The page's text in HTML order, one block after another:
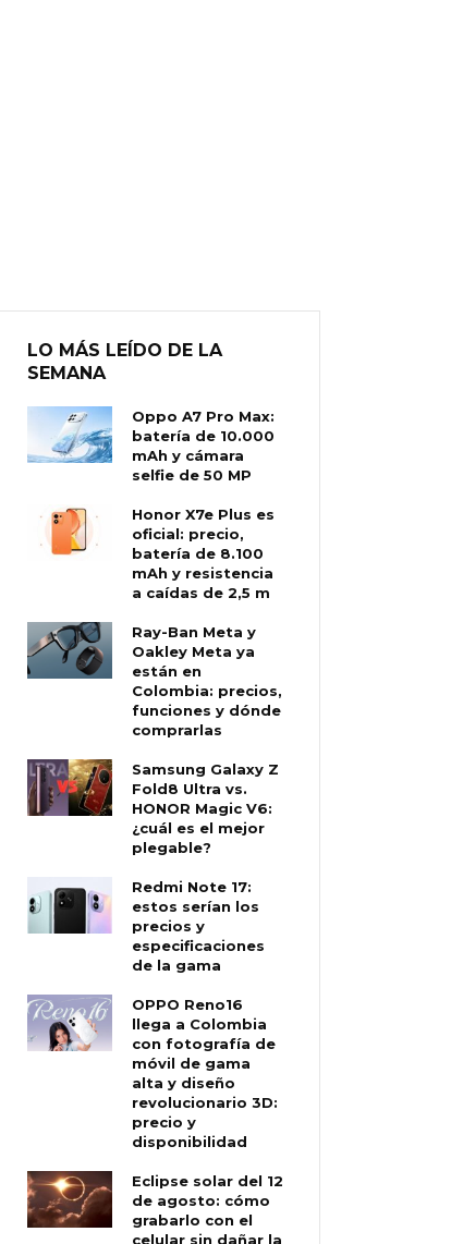
LO MÁS LEÍDO DE LA
SEMANA
Oppo A7 Pro Max:
batería de 10.000
mAh y cámara
selfie de 50 MP
Honor X7e Plus es
oficial: precio,
batería de 8.100
mAh y resistencia
a caídas de 2,5 m
Ray-Ban Meta y
Oakley Meta ya
están en
Colombia: precios,
funciones y dónde
comprarlas
Samsung Galaxy Z
Fold8 Ultra vs.
HONOR Magic V6:
¿cuál es el mejor
plegable?
Redmi Note 17:
estos serían los
precios y
especificaciones
de la gama
OPPO Reno16
llega a Colombia
con fotografía de
móvil de gama
alta y diseño
revolucionario 3D:
precio y
disponibilidad
Eclipse solar del 12
de agosto: cómo
grabarlo con el
celular sin dañar la